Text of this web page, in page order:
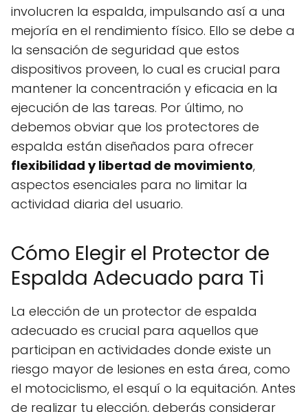
involucren la espalda, impulsando así a una
mejoría en el rendimiento físico. Ello se debe a
la sensación de seguridad que estos
dispositivos proveen, lo cual es crucial para
mantener la concentración y eficacia en la
ejecución de las tareas. Por último, no
debemos obviar que los protectores de
espalda están diseñados para ofrecer
flexibilidad y libertad de movimiento,
aspectos esenciales para no limitar la
actividad diaria del usuario.
Cómo Elegir el Protector de
Espalda Adecuado para Ti
La elección de un protector de espalda
adecuado es crucial para aquellos que
participan en actividades donde existe un
riesgo mayor de lesiones en esta área, como
el motociclismo, el esquí o la equitación. Antes
de realizar tu elección, deberás considerar